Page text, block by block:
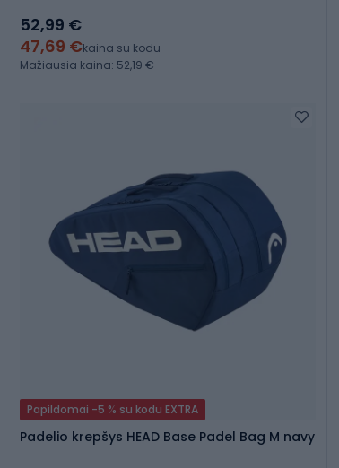
52,99 €
47,69 €kaina su kodu
Mažiausia kaina: 52,19 €
Papildomai -5 % su kodu EXTRA
Padelio krepšys HEAD Base Padel Bag M navy